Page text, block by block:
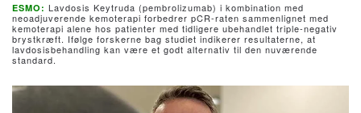
ESMO: Lavdosis Keytruda (pembrolizumab) i kombination med
neoadjuverende kemoterapi forbedrer pCR-raten sammenlignet med
kemoterapi alene hos patienter med tidligere ubehandlet triple-negativ
brystkræft. Ifølge forskerne bag studiet indikerer resultaterne, at
lavdosisbehandling kan være et godt alternativ til den nuværende
standard.